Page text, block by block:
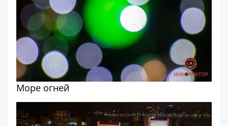
Море огней